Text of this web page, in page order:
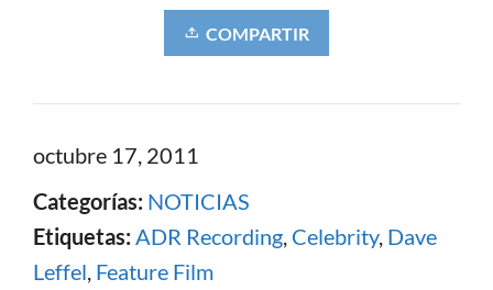
COMPARTIR
octubre 17, 2011
Categorías: NOTICIAS
Etiquetas: ADR Recording, Celebrity, Dave
Leffel, Feature Film